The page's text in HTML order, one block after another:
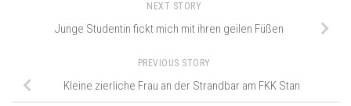
NEXT STORY
Junge Studentin fickt mich mit ihren geilen Füßen
PREVIOUS STORY
Kleine zierliche Frau an der Strandbar am FKK Stan